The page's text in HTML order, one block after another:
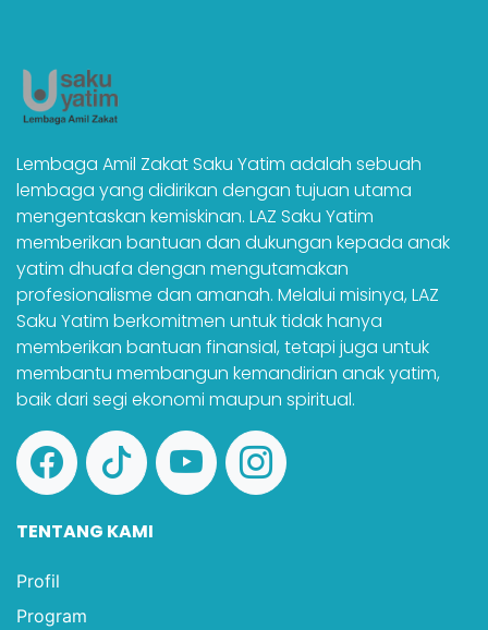
Lembaga Amil Zakat Saku Yatim adalah sebuah
lembaga yang didirikan dengan tujuan utama
mengentaskan kemiskinan. LAZ Saku Yatim
memberikan bantuan dan dukungan kepada anak
yatim dhuafa dengan mengutamakan
profesionalisme dan amanah. Melalui misinya, LAZ
Saku Yatim berkomitmen untuk tidak hanya
memberikan bantuan finansial, tetapi juga untuk
membantu membangun kemandirian anak yatim,
baik dari segi ekonomi maupun spiritual.
TENTANG KAMI
Profil
Program